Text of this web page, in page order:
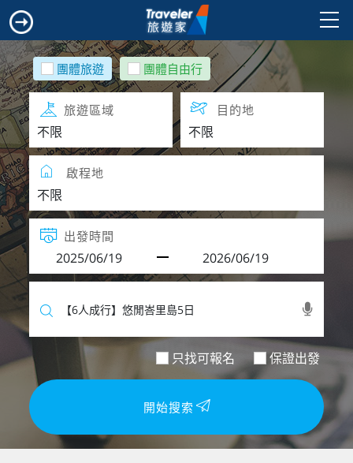
團體旅遊 團體自由行
旅遊區域 目的地
啟程地
出發時間
只找可報名 保證出發
開始搜索